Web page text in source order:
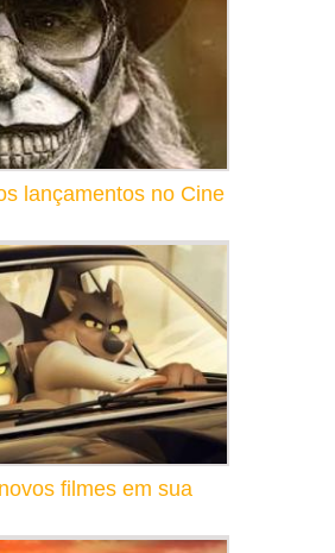
lançamentos no Cine
filmes em sua